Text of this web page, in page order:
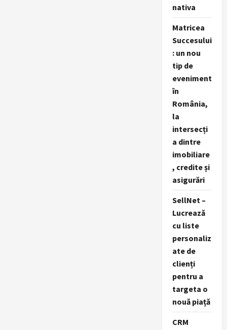
nativa
Matricea
Succesului
: un nou
tip de
eveniment
în
România,
la
intersecți
a dintre
imobiliare
, credite și
asigurări
SellNet –
Lucrează
cu liste
personaliz
ate de
clienți
pentru a
targeta o
nouă piață
CRM